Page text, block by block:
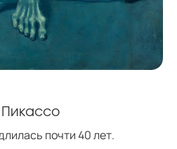
почти 40 лет.